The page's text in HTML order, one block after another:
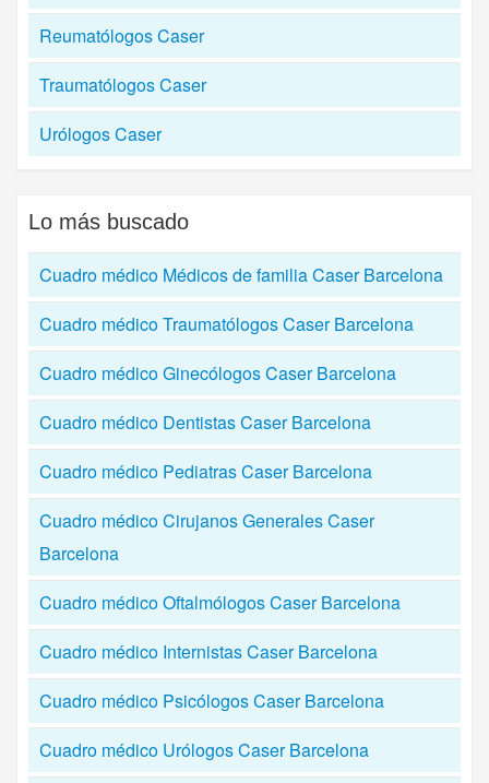
Reumatólogos Caser
Traumatólogos Caser
Urólogos Caser
Lo más buscado
Cuadro médico Médicos de familia Caser Barcelona
Cuadro médico Traumatólogos Caser Barcelona
Cuadro médico Ginecólogos Caser Barcelona
Cuadro médico Dentistas Caser Barcelona
Cuadro médico Pediatras Caser Barcelona
Cuadro médico Cirujanos Generales Caser
Barcelona
Cuadro médico Oftalmólogos Caser Barcelona
Cuadro médico Internistas Caser Barcelona
Cuadro médico Psicólogos Caser Barcelona
Cuadro médico Urólogos Caser Barcelona